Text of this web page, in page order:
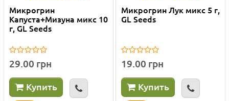
Микрогрин
Капуста+Мизуна микс 10
г, GL Seeds
29.00 грн
Купить
Микрогрин Лук микс 5 г,
GL Seeds
19.00 грн
Купить